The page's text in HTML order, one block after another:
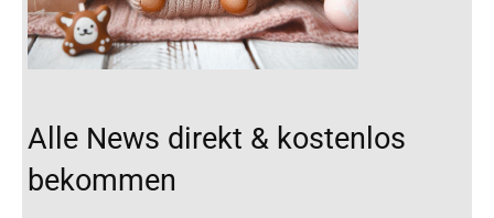
Alle News direkt & kostenlos
bekommen